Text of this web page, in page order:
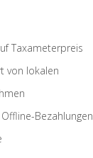
Taxameterpreis
von lokalen
Bezahlungen